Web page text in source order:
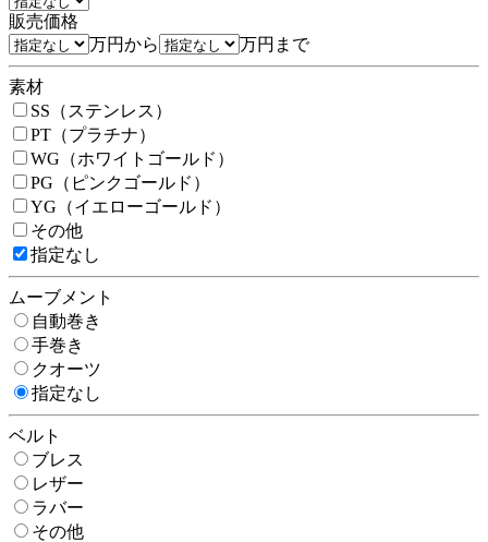
販売価格
万円から
万円まで
素材
SS（ステンレス）
PT（プラチナ）
WG（ホワイトゴールド）
PG（ピンクゴールド）
YG（イエローゴールド）
その他
指定なし
ムーブメント
自動巻き
手巻き
クオーツ
指定なし
ベルト
ブレス
レザー
ラバー
その他